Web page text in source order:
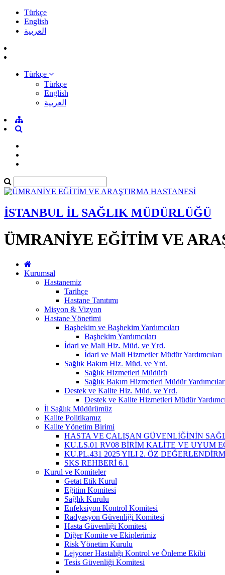
Türkçe
English
العربية
Türkçe
Türkçe
English
العربية
İSTANBUL İL SAĞLIK MÜDÜRLÜĞÜ
ÜMRANİYE EĞİTİM VE
Kurumsal
Hastanemiz
Tarihçe
Hastane Tanıtımı
Misyon & Vizyon
Hastane Yönetimi
Başhekim ve Başhekim Yardımcıları
Başhekim Yardımcıları
İdari ve Mali Hiz. Müd. ve Yrd.
İdari ve Mali Hizmetler Müdür Yardımcıları
Sağlık Bakım Hiz. Müd. ve Yrd.
Sağlık Hizmetleri Müdürü
Sağlık Bakım Hizmetleri Müdür
Destek ve Kalite Hiz. Müd. ve Yrd.
Destek ve Kalite Hizmetleri Müdür
İl Sağlık Müdürümüz
Kalite Politikamız
Kalite Yönetim Birimi
HASTA VE ÇALIŞAN GÜVENLİĞİNİN
KU.LS.01 RV08 BİRİM KALİTE VE UYUM
KU.PL.431 2025 YILI 2. ÖZ
SKS REHBERİ 6.1
Kurul ve Komiteler
Getat Etik Kurul
Eğitim Komitesi
Sağlık Kurulu
Enfeksiyon Kontrol Komitesi
Radyasyon Güvenliği Komitesi
Hasta Güvenliği Komitesi
Diğer Komite ve Ekiplerimiz
Risk Yönetim Kurulu
Lejyoner Hastalığı Kontrol ve Önleme Ekibi
Tesis Güvenliği Komitesi